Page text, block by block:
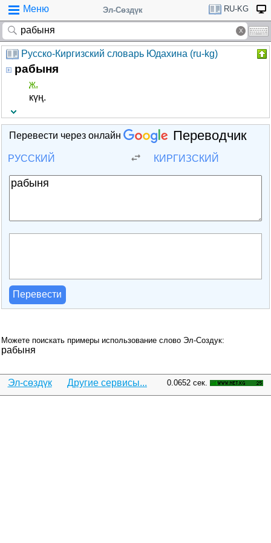
Меню Эл-Сөздүк RU-KG
Русско-Киргизский словарь Юдахина (ru-kg)
рабыня
ж.
күң.
Перевести через онлайн Переводчик
РУССКИЙ КИРГИЗСКИЙ
Перевести
Можете поискать примеры использование слово Эл-Создук:
рабыня
Эл-сөздүк Другие сервисы... 0.0652 сек.